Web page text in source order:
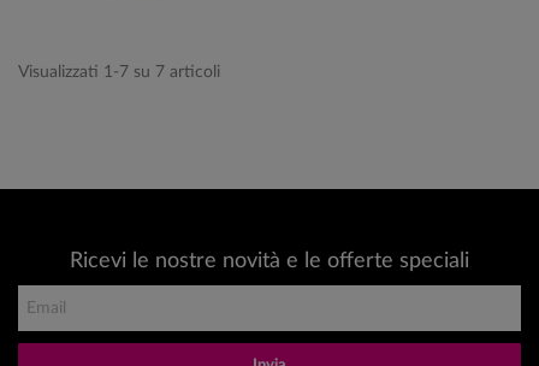
Visualizzati 1-7 su 7 articoli
Ricevi le nostre novità e le offerte speciali